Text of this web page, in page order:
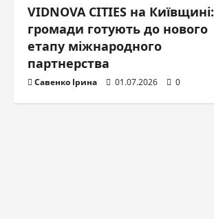
g
a
t
i
VIDNOVA CITIES на Київщині:
громади готують до нового
етапу міжнародного
партнерства
Савенко Ірина 01.07.2026 0